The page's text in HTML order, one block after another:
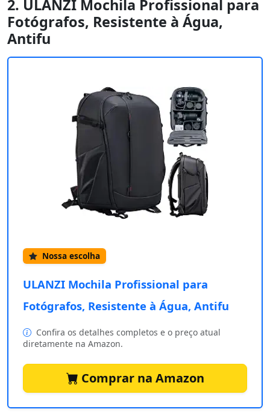
2. ULANZI Mochila Profissional para
Fotógrafos, Resistente à Água,
Antifu
Nossa escolha
ULANZI Mochila Profissional para
Fotógrafos, Resistente à Água, Antifu
Confira os detalhes completos e o preço atual
diretamente na Amazon.
Comprar na Amazon